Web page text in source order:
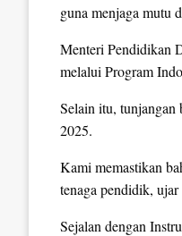
guna menjaga mutu
Menteri Pendidikan
melalui Program
Selain itu, tunjangan
2025.
Kami memastikan
tenaga pendidik,
Sejalan dengan